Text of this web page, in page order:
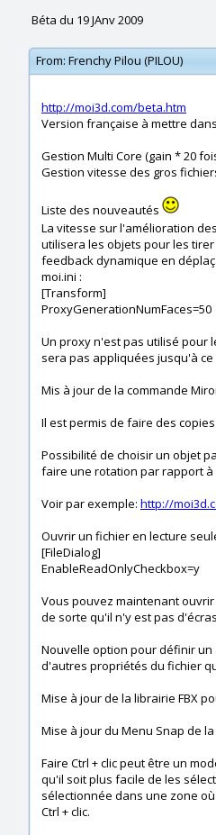
Béta du 19 JAnv 2009
From: Frenchy Pilou (PILOU)
http://moi3d.com/beta.htm
Version française à mettre
Gestion Multi Core (gain * 20
Gestion vitesse des gros
Liste des nouveautés
La vitesse sur l'amélioration
utilisera les objets pour les
feedback dynamique en
moi.ini :
[Transform]
ProxyGenerationNumFaces=50
Un proxy n'est pas utilisé pour
sera pas appliquées jusqu'à
Mis à jour de la commande
Il est permis de faire des
Possibilité de choisir un objet
faire une rotation par rapport à
Voir par exemple: http://
Ouvrir un fichier en lecture
[FileDialog]
EnableReadOnlyCheckbox=y
Vous pouvez maintenant
de sorte qu'il n'y est pas
Nouvelle option pour définir un
d'autres propriétés du fichier
Mise à jour de la librairie FBX
Mise à jour du Menu Snap de
Faire Ctrl + clic peut être un
qu'il soit plus facile de les
sélectionnée dans une zone
Ctrl + clic.